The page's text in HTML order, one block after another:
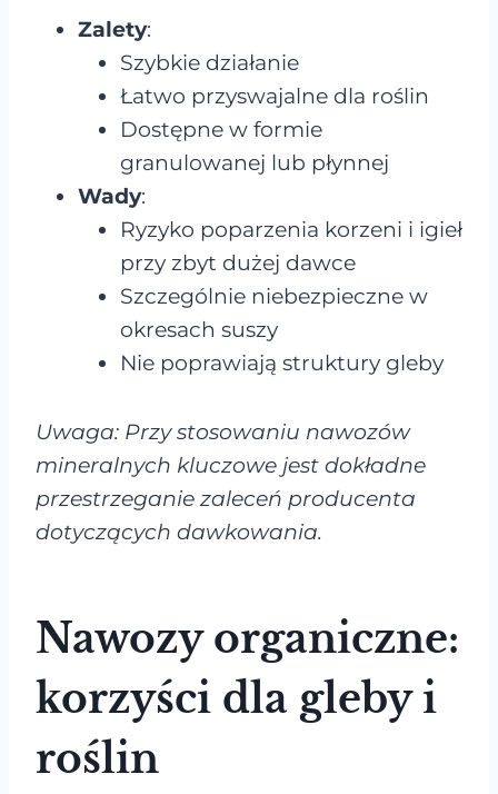
Zalety:
Szybkie działanie
Łatwo przyswajalne dla roślin
Dostępne w formie
granulowanej lub płynnej
Wady:
Ryzyko poparzenia korzeni i igieł
przy zbyt dużej dawce
Szczególnie niebezpieczne w
okresach suszy
Nie poprawiają struktury gleby
Uwaga: Przy stosowaniu nawozów
mineralnych kluczowe jest dokładne
przestrzeganie zaleceń producenta
dotyczących dawkowania.
Nawozy organiczne:
korzyści dla gleby i
roślin